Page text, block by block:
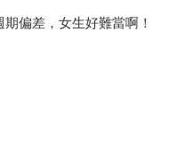
偏差，女生好難當啊！